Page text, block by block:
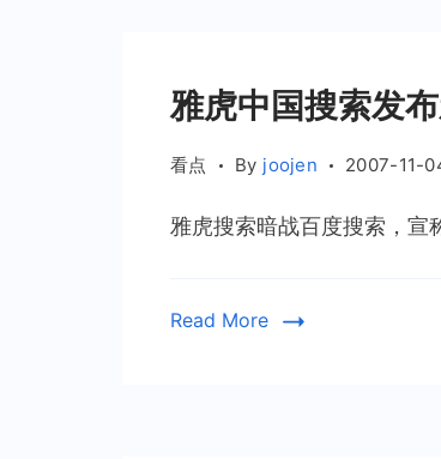
雅虎中国搜索发
看点 By joojen 2007-11-
雅虎搜索暗战百度搜索，
Read More